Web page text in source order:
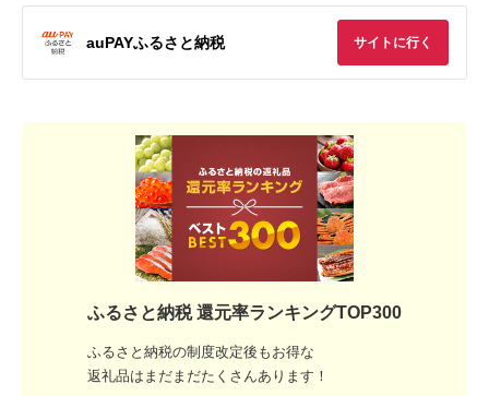
auPAYふるさと納税 サイトに行く
ふるさと納税 還元率ランキングTOP300
ふるさと納税の制度改定後もお得な
返礼品はまだまだたくさんあります！